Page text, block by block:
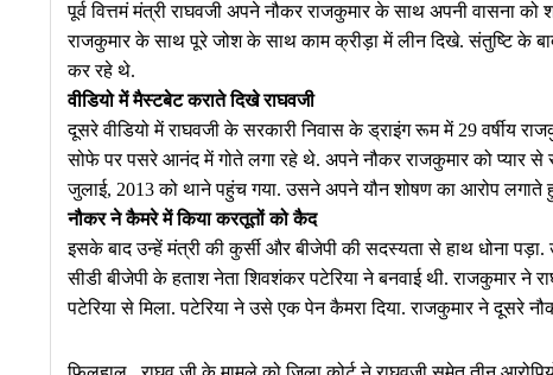
पूर्व वित्तमं मंत्री राघवजी अपने नौकर राजकुमार के साथ अपनी वासना
राजकुमार के साथ पूरे जोश के साथ काम क्रीड़ा में लीन दिखे. संतुष्टि के
कर रहे थे.
वीडियो में मैस्टबेट कराते दिखे राघवजी
दूसरे वीडियो में राघवजी के सरकारी निवास के ड्राइंग रूम में 29 वर्षीय
सोफे पर पसरे आनंद में गोते लगा रहे थे. अपने नौकर राजकुमार को प्यार
जुलाई, 2013 को थाने पहुंच गया. उसने अपने यौन शोषण का आरोप लगाते
नौकर ने कैमरे में किया करतूतों को कैद
इसके बाद उन्हें मंत्री की कुर्सी और बीजेपी की सदस्यता से हाथ धोना
सीडी बीजेपी के हताश नेता शिवशंकर पटेरिया ने बनवाई थी. राजकुमार ने
पटेरिया से मिला. पटेरिया ने उसे एक पेन कैमरा दिया. राजकुमार ने